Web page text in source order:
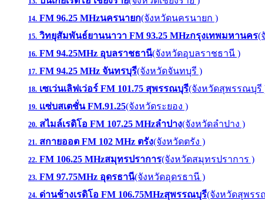
14. FM 96.25 MHzนครนายก(จังหวัดนครนายก )
15. วิทยุสัมพันธ์ยานนาวา FM 93.25 MHzกรุงเทพมหานคร(
16. FM 94.25MHz อุบลราชธานี(จังหวัดอุบลราชธานี )
17. FM 94.25 MHz จันทรบุรี(จังหวัดจันทบุรี )
18. เซเว่นเลิฟเว่อร์ FM 101.75 สุพรรณบุรี(จังหวัดสุพรรณบุรี
19. เเซ่บสเตชั่น FM.91.25(จังหวัดระยอง )
20. สไมล์เรดิโอ FM 107.25 MHzลำปาง(จังหวัดลำปาง )
21. สกายออต FM 102 MHz ตรัง(จังหวัดตรัง )
22. FM 106.25 MHzสมุทรปราการ(จังหวัดสมุทรปราการ )
23. FM 97.75MHz อุดรธานี(จังหวัดอุดรธานี )
24. ด่านช้างเรดิโอ FM 106.75MHzสุพรรณบุรี(จังหวัดสุพรร